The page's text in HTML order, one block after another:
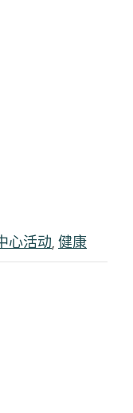
心活动, 健康